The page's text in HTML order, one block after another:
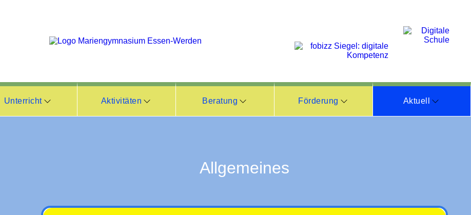
Unterricht Aktivitäten Beratung Förderung Aktuell
Allgemeines